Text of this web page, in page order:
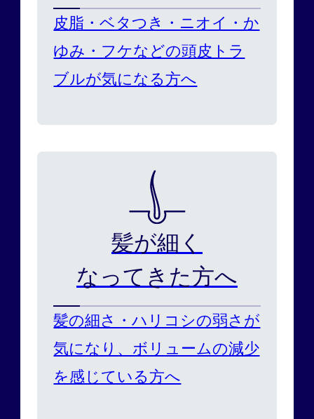
皮脂・ベタつき・ニオイ・か
ゆみ・フケなどの頭皮トラ
ブルが気になる方へ
髪が細く
なってきた方へ
髪の細さ・ハリコシの弱さが
気になり、ボリュームの減少
を感じている方へ